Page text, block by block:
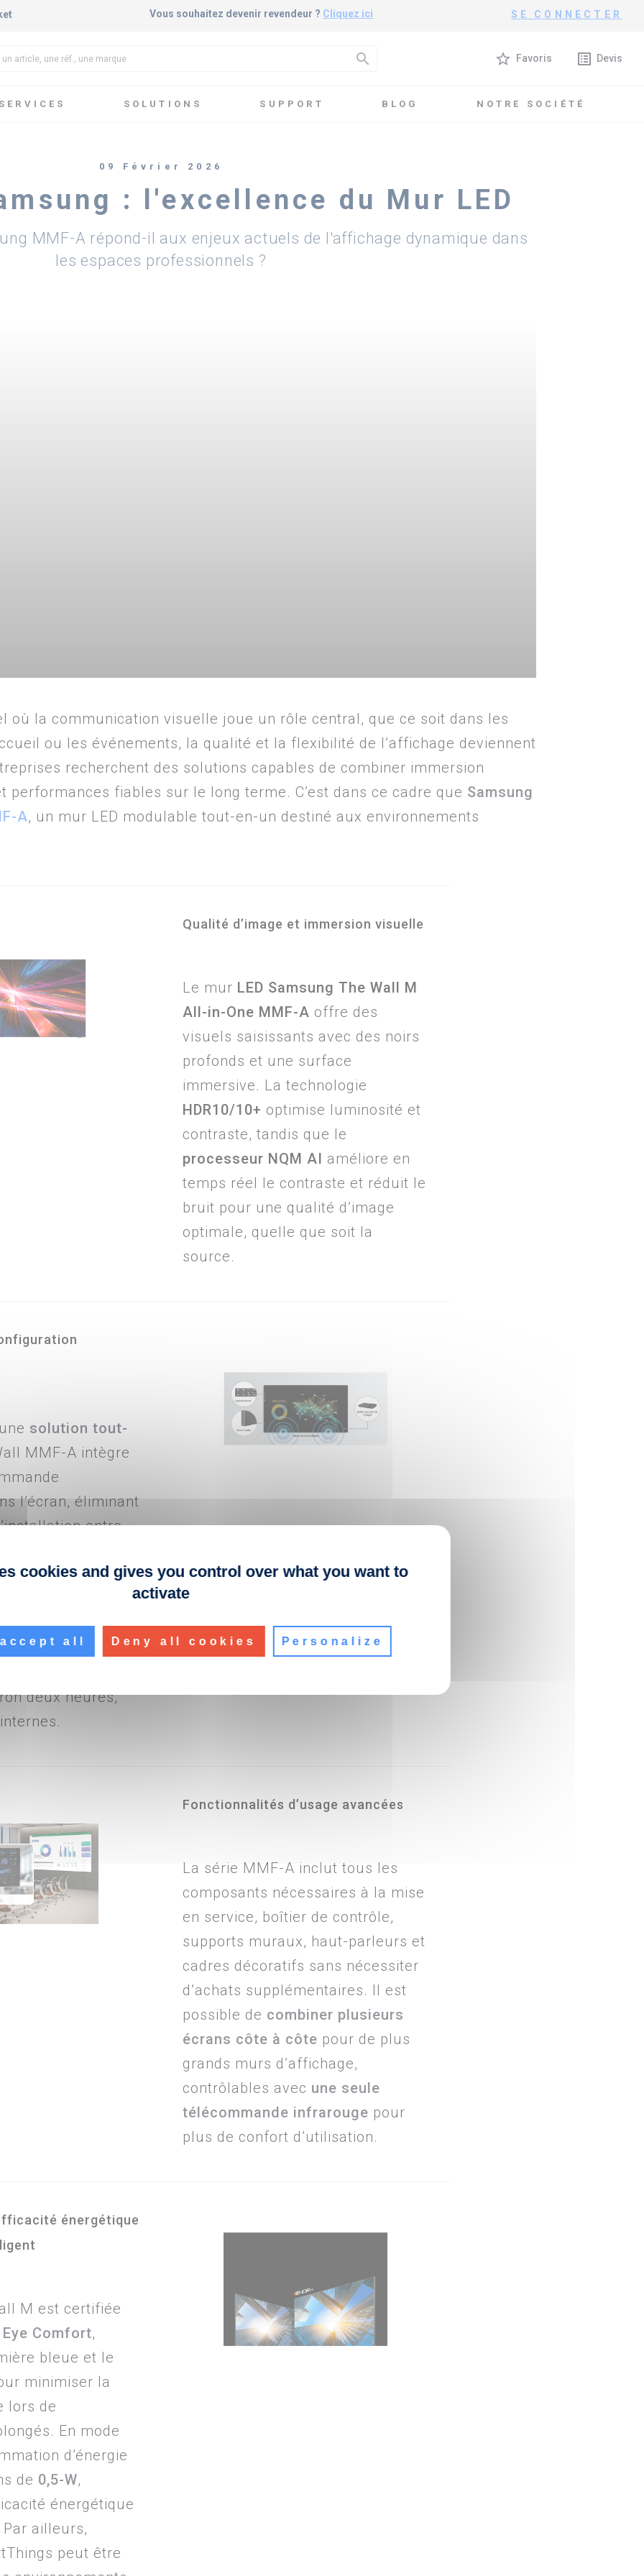
Vous souhaitez devenir revendeur ? Cliquez ici SE CONNECTER
search star_border Favoris list_alt Devis
SERVICES SOLUTIONS SUPPORT BLOG NOTRE SOCIÉTÉ
09 Février 2026
: l'excellence du Mur LED
MMF-A répond-il aux enjeux actuels de l'affichage dynamique dans
les espaces professionnels ?
où la communication visuelle joue un rôle central, que ce soit dans les
ou les événements, la qualité et la flexibilité de l’affichage deviennent
recherchent des solutions capables de combiner immersion
performances fiables sur le long terme. C’est dans ce cadre que Samsung
A, un mur LED modulable tout-en-un destiné aux environnements
Qualité d’image et immersion visuelle
Le mur LED Samsung The Wall M
All-in-One MMF-A offre des
visuels saisissants avec des noirs
profonds et une surface
immersive. La technologie
HDR10/10+ optimise luminosité et
contraste, tandis que le
processeur NQM AI améliore en
temps réel le contraste et réduit le
bruit pour une qualité d’image
optimale, quelle que soit la
source.
solution tout-
MMF-A intègre
l’écran, éliminant
entre
sastructure
et d’accrocher les
pour
deux heures,
Fonctionnalités d’usage avancées
La série MMF-A inclut tous les
composants nécessaires à la mise
en service, boîtier de contrôle,
supports muraux, haut-parleurs et
cadres décoratifs sans nécessiter
d’achats supplémentaires. Il est
possible de combiner plusieurs
écrans côte à côte pour de plus
grands murs d’affichage,
contrôlables avec une seule
télécommande infrarouge pour
plus de confort d’utilisation.
énergétique
M est certifiée
Comfort,
bleue et le
minimiser la
lors de
En mode
d’énergie
de 0,5-W,
énergétique
ailleurs,
peut être
cookies and gives you control over what you want to
activate
all Deny all cookies Personalize